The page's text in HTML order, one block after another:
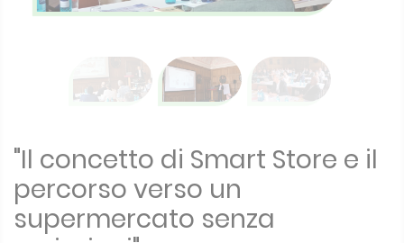
percorso verso un
supermercato senza
emissioni".